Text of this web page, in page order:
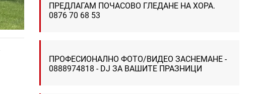
ПРЕДЛАГАМ ПОЧАСОВО ГЛЕДАНЕ НА ХОРА.
0876 70 68 53
ПРОФЕСИОНАЛНО ФОТО/ВИДЕО ЗАСНЕМАНЕ -
0888974818 - DJ ЗА ВАШИТЕ ПРАЗНИЦИ